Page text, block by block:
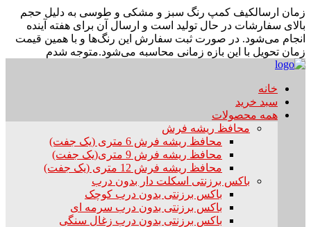
زمان ارسالکیف کمپ رنگ سبز و مشکی و طوسی به دلیل حجم
بالای سفارشات در حال تولید است و ارسال آن برای هفته آینده
انجام می‌شود. در صورت ثبت سفارش این رنگ‌ها و با همین قیمت
زمان تحویل با این بازه زمانی محاسبه می‌شود.متوجه شدم
خانه
سبد خرید
همه محصولات
محافظ ریشه فرش
محافظ ریشه فرش 6 متری (یک جفت)
محافظ ریشه فرش 9 متری(یک جفت)
محافظ ریشه فرش 12 متری (یک جفت)
باکس برزنتی اسکلت دار بدون درب
باکس برزنتی بدون درب کوچک
باکس برزنتی بدون درب سرمه ای
باکس برزنتی بدون درب زغال سنگی